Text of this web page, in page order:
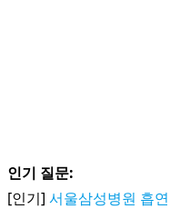
인기 질문:
[인기] 서울삼성병원 흡